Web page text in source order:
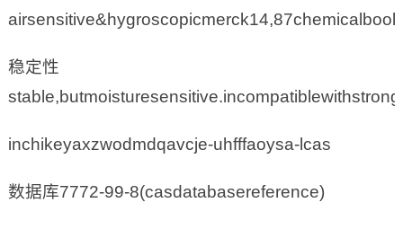
稳定性
inchikeyaxzwodmdqavcje-uhfffaoysa-lcas
数据库7772-99-8(casdatabasereference)